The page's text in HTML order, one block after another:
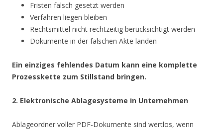
Fristen falsch gesetzt werden
Verfahren liegen bleiben
Rechtsmittel nicht rechtzeitig berücksichtigt werden
Dokumente in der falschen Akte landen
Ein einziges fehlendes Datum kann eine komplette
Prozesskette zum Stillstand bringen.
2. Elektronische Ablagesysteme in Unternehmen
Ablageordner voller PDF‑Dokumente sind wertlos, wenn